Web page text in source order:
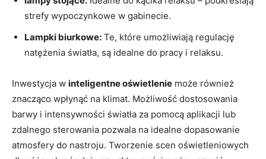
strefy wypoczynkowe w gabinecie.
Lampki biurkowe: Te, które umożliwiają regulację
natężenia światła, są idealne do pracy i relaksu.
Inwestycja w inteligentne oświetlenie może również
znacząco wpłynąć na klimat. Możliwość dostosowania
barwy i intensywności światła za pomocą aplikacji lub
zdalnego sterowania pozwala na idealne dopasowanie
atmosfery do nastroju. Tworzenie scen oświetleniowych